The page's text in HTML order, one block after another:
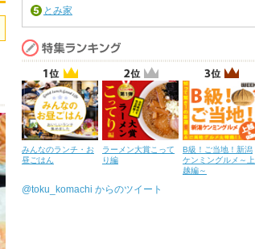
とみ家
みんなのランチ・お
昼ごはん
ラーメン大賞こって
り編
B級！ご当地！新潟
ケンミングルメ～上
越編～
@toku_komachi からのツイート